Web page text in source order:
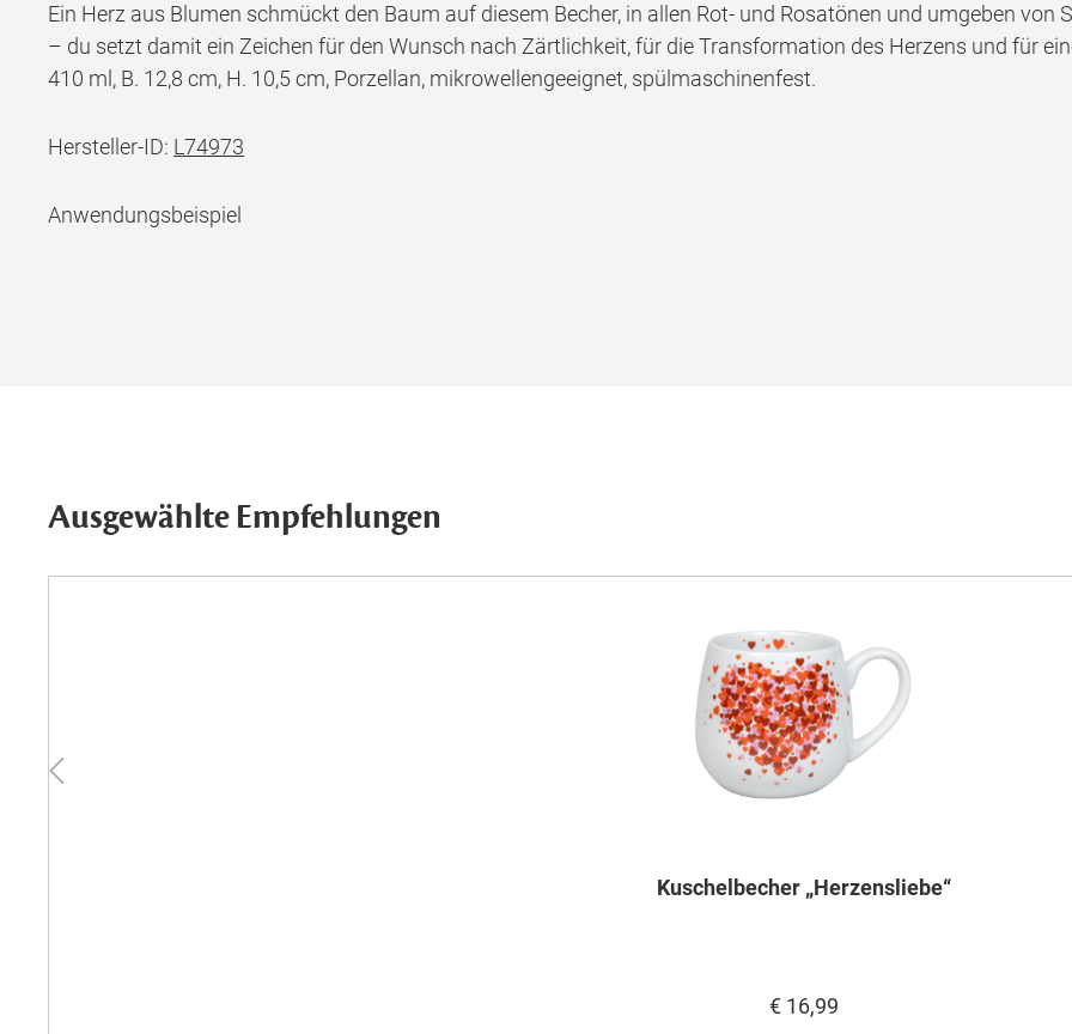
Ein Herz aus Blumen schmückt den Baum auf diesem Becher, in allen Rot- und Rosatönen und umgeben von
– du setzt damit ein Zeichen für den Wunsch nach Zärtlichkeit, für die Transformation des Herzens und für
410 ml, B. 12,8 cm, H. 10,5 cm, Porzellan, mikrowellengeeignet, spülmaschinenfest.
Hersteller-ID: L74973
Anwendungsbeispiel
Ausgewählte Empfehlungen
Kuschelbecher „Herzensliebe“
€ 16,99